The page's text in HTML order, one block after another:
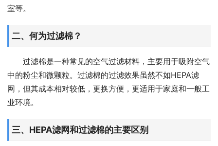
室等。
二、何为过滤棉？
过滤棉是一种常见的空气过滤材料，主要用于吸附空气
中的粉尘和微颗粒。过滤棉的过滤效果虽然不如HEPA滤
网，但其成本相对较低，更换方便，更适用于家庭和一般工
业环境。
三、HEPA滤网和过滤棉的主要区别